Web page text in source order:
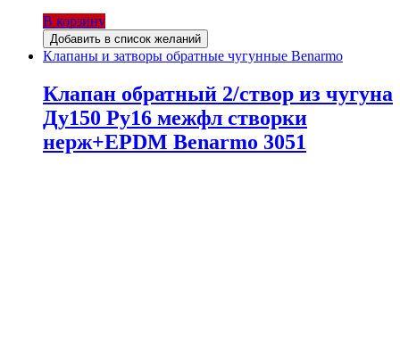
В корзину
Добавить в список желаний
Клапаны и затворы обратные чугунные Benarmo
Клапан обратный 2/створ из чугуна
Ду150 Ру16 межфл створки
нерж+EPDM Benarmo 3051